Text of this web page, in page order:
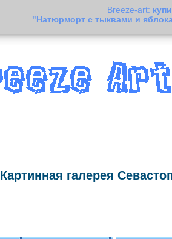
Breeze-art:
"Натюрморт с тыквами и
Картинная галерея